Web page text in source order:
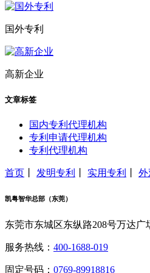
国外专利
高新企业
文章标签
国内专利代理机构
专利申请代理机构
专利代理机构
首页 发明专利 实用专利 外
凯粤智华总部（东莞）
东莞市东城区东纵路208号万达广
服务热线： 400-1688-019
固定号码： 0769-89918816